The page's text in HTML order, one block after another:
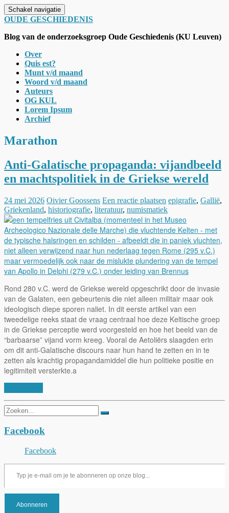
Schakel navigatie
OUDE GESCHIEDENIS
Blog van de onderzoeksgroep Oude Geschiedenis (KU Leuven)
Over
Quis est?
Munt v/d maand
Woord v/d maand
Auteurs
OG KUL
Lorem Ipsum
Archief
Marathon
Anti-Galatische propaganda: vijandbeeld
en machtspolitiek in de Griekse wereld
24 mei 2026 Oivier Goossens Een reactie plaatsen epigrafie, Gallië,
Griekenland, historiografie, literatuur, numismatiek
Rond 280 v.C. werd de Griekse wereld opgeschrikt door de invasie
van de Galaten, een gebeurtenis die niet alleen militair maar ook
ideologisch diepe sporen naliet. In dit eerste artikel van een
tweedelige reeks staat de vraag centraal hoe deze Keltische groep
in de Griekse perceptie werd voorgesteld en hoe het beeld van de
“barbaarse” vijand vorm kreeg. Vooral de Aetoliërs slaagden erin
om dit anti-Galatische discours naar hun hand te zetten en in te
zetten als krachtig propagandamiddel die hun politieke positie en
legitimiteit versterkte.a
Zoeken
naar:
Facebook
Facebook
Typ je e-mail om je te abonneren op onze blog...
Abonneren